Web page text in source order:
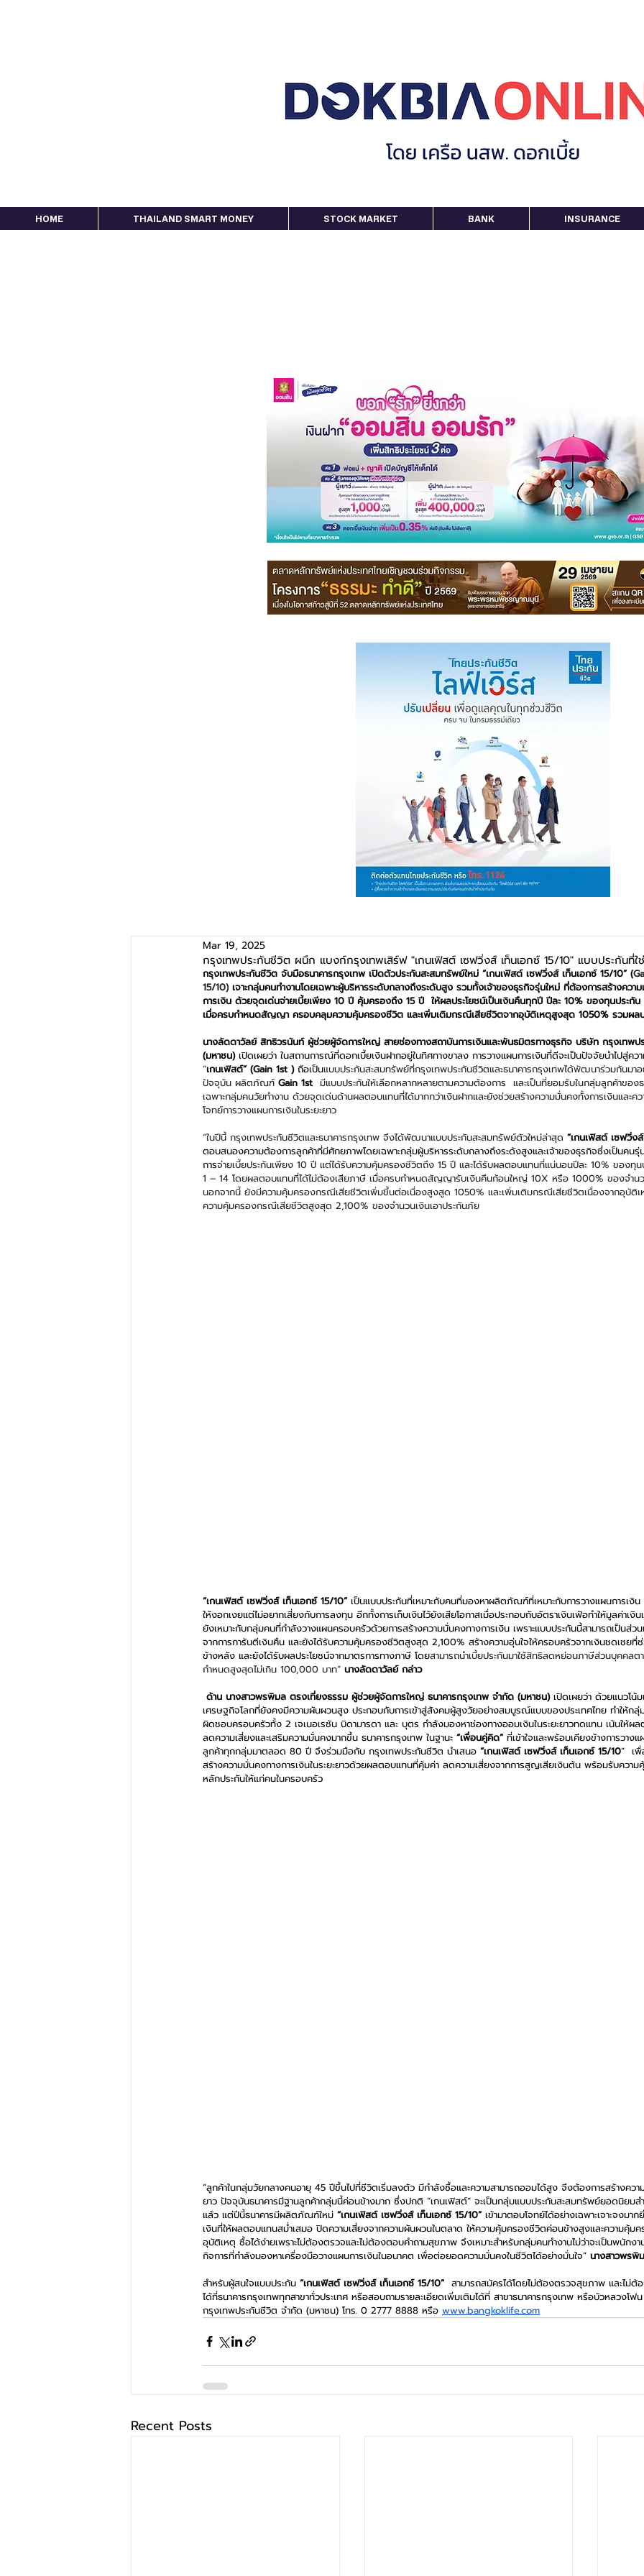
HOME THAILAND SMART MONEY STOCK MARKET BANK INSURANCE
กรุงเทพประกันชีวิต ผนึก แบงก์กรุงเทพเสิร์ฟ "เกนเฟิสต์ เซฟวิ่งส์ เท็นเอกซ์ 15/10" แบบประกันที่ใ
Mar 19, 2025
กรุงเทพประกันชีวิต จับมือธนาคารกรุงเทพ เปิดตัวประกันสะสมทรัพย์ใหม่ “เกนเฟิสต์ เซฟวิ่งส์ เท็นเอกซ์ 15/10” (
15/10) เจาะกลุ่มคนทำงานโดยเฉพาะผู้บริหารระดับกลางถึงระดับสูง รวมทั้งเจ้าของธุรกิจรุ่นใหม่ ที่ต้องการสร้างควา
การเงิน ด้วยจุดเด่นจ่ายเบี้ยเพียง 10 ปี คุ้มครองถึง 15 ปี  ให้ผลประโยชน์เป็นเงินคืนทุกปี ปีละ 10% ของทุนประกั
เมื่อครบกำหนดสัญญา ครอบคลุมความคุ้มครองชีวิต และเพิ่มเติมกรณีเสียชีวิตจากอุบัติเหตุสูงสุด 1050% รวมผล
นางลัดดาวัลย์ สิทธิวรนันท์ ผู้ช่วยผู้จัดการใหญ่ สายช่องทางสถาบันการเงินและพันธมิตรทางธุรกิจ บริษัท กรุงเทพป
(มหาชน) เปิดเผยว่า ในสถานการณ์ที่ดอกเบี้ยเงินฝากอยู่ในทิศทางขาลง การวางแผนการเงินที่ดีจะเป็นปัจจัยนำไปสู่คว
“เกนเฟิสต์” (Gain 1st ) ถือเป็นแบบประกันสะสมทรัพย์ที่กรุงเทพประกันชีวิตและธนาคารกรุงเทพได้พัฒนาร่วมกันมาอ
ปัจจุบัน ผลิตภัณฑ์ Gain 1st มีแบบประกันให้เลือกหลากหลายตามความต้องการ  และเป็นที่ยอมรับในกลุ่มลูกค้าของ
เฉพาะกลุ่มคนวัยทำงาน ด้วยจุดเด่นด้านผลตอบแทนที่ได้มากกว่าเงินฝากและยังช่วยสร้างความมั่นคงทั้งการเงินและ
โจทย์การวางแผนการเงินในระยะยาว
“ในปีนี้ กรุงเทพประกันชีวิตและธนาคารกรุงเทพ จึงได้พัฒนาแบบประกันสะสมทรัพย์ตัวใหม่ล่าสุด “เกนเฟิสต์ เซฟวิ่ง
ตอบสนองความต้องการลูกค้าที่มีศักยภาพโดยเฉพาะกลุ่มผู้บริหารระดับกลางถึงระดังสูงและเจ้าของธุรกิจซึ่งเป็นคน
การจ่ายเบี้ยประกันเพียง 10 ปี แต่ได้รับความคุ้มครองชีวิตถึง 15 ปี และได้รับผลตอบแทนที่แน่นอนปีละ 10% ของทุน
1 – 14 โดยผลตอบแทนที่ได้ไม่ต้องเสียภาษี เมื่อครบกำหนดสัญญารับเงินคืนก้อนใหญ่ 10X หรือ 1000% ของจำนว
นอกจากนี้ ยังมีความคุ้มครองกรณีเสียชีวิตเพิ่มขึ้นต่อเนื่องสูงสูด 1050% และเพิ่มเติมกรณีเสียชีวิตเนื่องจากอุบัติ
ความคุ้มครองกรณีเสียชีวิตสูงสุด 2,100% ของจำนวนเงินเอาประกันภัย
“เกนเฟิสต์ เซฟวิ่งส์ เท็นเอกซ์ 15/10” เป็นแบบประกันที่เหมาะกับคนที่มองหาผลิตภัณฑ์ที่เหมาะกับการวางแผนการเ
ให้งอกเงยแต่ไม่อยากเสี่ยงกับการลงทุน อีกทั้งการเก็บเงินไว้ยังเสียโอกาสเมื่อประกอบกับอัตราเงินเฟ้อทำให้มูลค่าเ
ยังเหมาะกับกลุ่มคนที่กำลังวางแผนครอบครัวด้วยการสร้างความมั่นคงทางการเงิน เพราะแบบประกันนี้สามารถเป็นส่ว
จากการการันตีเงินคืน และยังได้รับความคุ้มครองชีวิตสูงสุด 2,100% สร้างความอุ่นใจให้ครอบครัวจากเงินชดเชยที่
ข้างหลัง และยังได้รับผลประโยชน์จากมาตรการทางภาษี โดยสามารถนำเบี้ยประกันมาใช้สิทธิลดหย่อนภาษีส่วนบุคคล
กำหนดสูงสุดไม่เกิน 100,000 บาท” นางลัดดาวัลย์ กล่าว
ด้าน นางสาวพรพิมล ตรงเที่ยงธรรม ผู้ช่วยผู้จัดการใหญ่ ธนาคารกรุงเทพ จำกัด (มหาชน) เปิดเผยว่า ด้วยแนวโน้
เศรษฐกิจโลกที่ยังคงมีความผันผวนสูง ประกอบกับการเข้าสู่สังคมผู้สูงวัยอย่างสมบูรณ์แบบของประเทศไทย ทำให้ก
ผิดชอบครอบครัวทั้ง 2 เจเนอเรชัน บิดามารดา และ บุตร กำลังมองหาช่องทางออมเงินในระยะยาวทดแทน เน้นให้ผ
ลดความเสี่ยงและเสริมความมั่นคงมากขึ้น ธนาคารกรุงเทพ ในฐานะ “เพื่อนคู่คิด” ที่เข้าใจและพร้อมเคียงข้างการวาง
ลูกค้าทุกกลุ่มมาตลอด 80 ปี จึงร่วมมือกับ กรุงเทพประกันชีวิต นำเสนอ “เกนเฟิสต์ เซฟวิ่งส์ เท็นเอกซ์ 15/10”  เ
สร้างความมั่นคงทางการเงินในระยะยาวด้วยผลตอบแทนที่คุ้มค่า ลดความเสี่ยงจากการสูญเสียเงินต้น พร้อมรับควา
หลักประกันให้แก่คนในครอบครัว
“ลูกค้าในกลุ่มวัยกลางคนอายุ 45 ปีขึ้นไปที่ชีวิตเริ่มลงตัว มีกำลังซื้อและความสามารถออมได้สูง จึงต้องการสร้างควา
ยาว ปัจจุบันธนาคารมีฐานลูกค้ากลุ่มนี้ค่อนข้างมาก ซึ่งปกติ “เกนเฟิสต์” จะเป็นกลุ่มแบบประกันสะสมทรัพย์ยอดนิยม
แล้ว แต่ปีนี้ธนาคารมีผลิตภัณฑ์ใหม่ “เกนเฟิสต์ เซฟวิ่งส์ เท็นเอกซ์ 15/10” เข้ามาตอบโจทย์ได้อย่างเฉพาะเจาะจงม
เงินที่ให้ผลตอบแทนสม่ำเสมอ ปิดความเสี่ยงจากความผันผวนในตลาด ให้ความคุ้มครองชีวิตค่อนข้างสูงและความคุ้มค
อุบัติเหตุ ซื้อได้ง่ายเพราะไม่ต้องตรวจและไม่ต้องตอบคำถามสุขภาพ จึงเหมาะสำหรับกลุ่มคนทำงานไม่ว่าจะเป็นพนักง
กิจการที่กำลังมองหาเครื่องมือวางแผนการเงินในอนาคต เพื่อต่อยอดความมั่นคงในชีวิตได้อย่างมั่นใจ” นางสาวพรพิ
สำหรับผู้สนใจแบบประกัน “เกนเฟิสต์ เซฟวิ่งส์ เท็นเอกซ์ 15/10” สามารถสมัครได้โดยไม่ต้องตรวจสุขภาพ และไม่
ได้ที่ธนาคารกรุงเทพทุกสาขาทั่วประเทศ หรือสอบถามรายละเอียดเพิ่มเติมได้ที่ สาขาธนาคารกรุงเทพ หรือบัวหลวงโ
กรุงเทพประกันชีวิต จำกัด (มหาชน) โทร. 0 2777 8888 หรือ www.bangkoklife.com
Recent Posts